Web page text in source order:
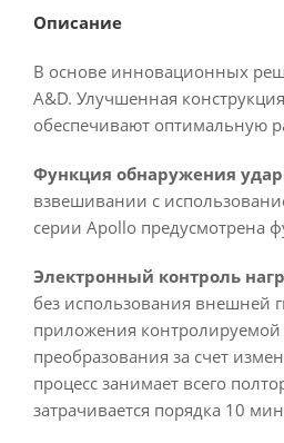
Описание
В основе инновационных
A&D. Улучшенная
обеспечивают оптимальную
Функция обнаружения
взвешивании с
серии Apollo предусмотрена
Электронный контроль
без использования внешней
приложения контролируемой
преобразования за счет
процесс занимает всего
затрачивается порядка 10